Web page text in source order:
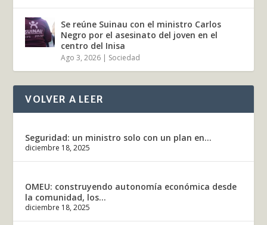
Se reúne Suinau con el ministro Carlos
Negro por el asesinato del joven en el
centro del Inisa
Ago 3, 2026 | Sociedad
VOLVER A LEER
Seguridad: un ministro solo con un plan en...
diciembre 18, 2025
OMEU: construyendo autonomía económica desde
la comunidad, los...
diciembre 18, 2025